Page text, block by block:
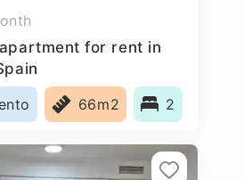
for rent in
66m2 2